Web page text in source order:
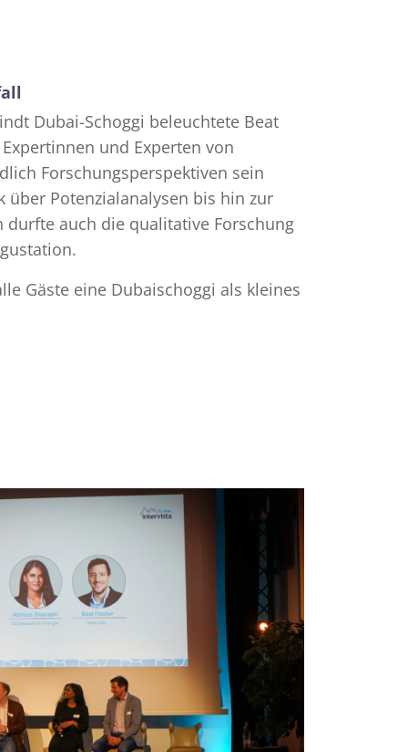
Dubai-Schoggi beleuchtete Beat
und Experten von
Forschungsperspektiven sein
über Potenzialanalysen bis hin zur
auch die qualitative Forschung
Gäste eine Dubaischoggi als kleines